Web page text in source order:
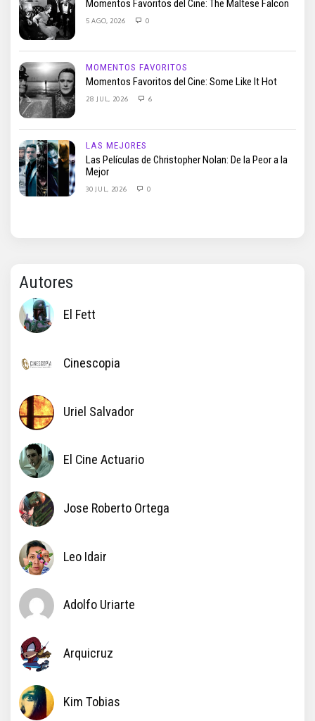
Momentos Favoritos del Cine: The Maltese Falcon
5 AGO, 2026 0
MOMENTOS FAVORITOS
Momentos Favoritos del Cine: Some Like It Hot
28 JUL, 2026 6
LAS MEJORES
Las Películas de Christopher Nolan: De la Peor a la
Mejor
30 JUL, 2026 0
Autores
El Fett
Cinescopia
Uriel Salvador
El Cine Actuario
Jose Roberto Ortega
Leo Idair
Adolfo Uriarte
Arquicruz
Kim Tobias